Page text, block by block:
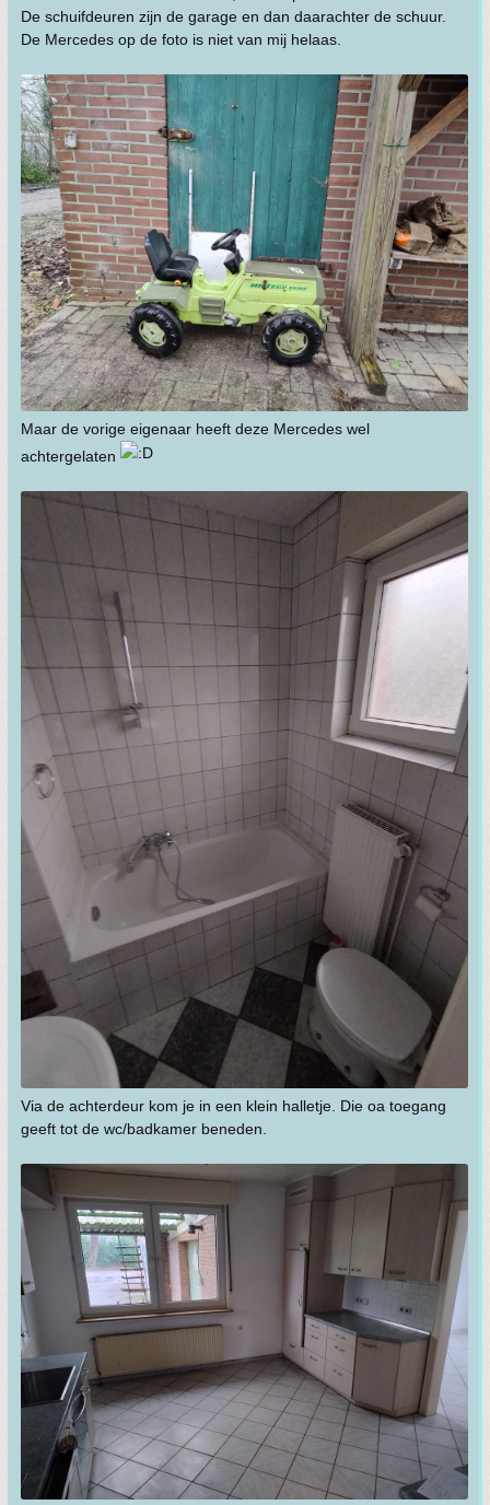
De schuifdeuren zijn de garage en dan daarachter de schuur.
De Mercedes op de foto is niet van mij helaas.
Maar de vorige eigenaar heeft deze Mercedes wel
achtergelaten
Via de achterdeur kom je in een klein halletje. Die oa toegang
geeft tot de wc/badkamer beneden.